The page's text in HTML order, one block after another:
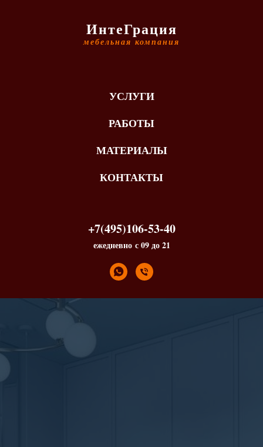
ИнтеГрация
мебельная компания
УСЛУГИ
РАБОТЫ
МАТЕРИАЛЫ
КОНТАКТЫ
+7(495)106-53-40
ежедневно с 09 до 21